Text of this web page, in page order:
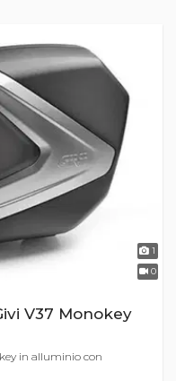
1
0
V37 Monokey
in alluminio con